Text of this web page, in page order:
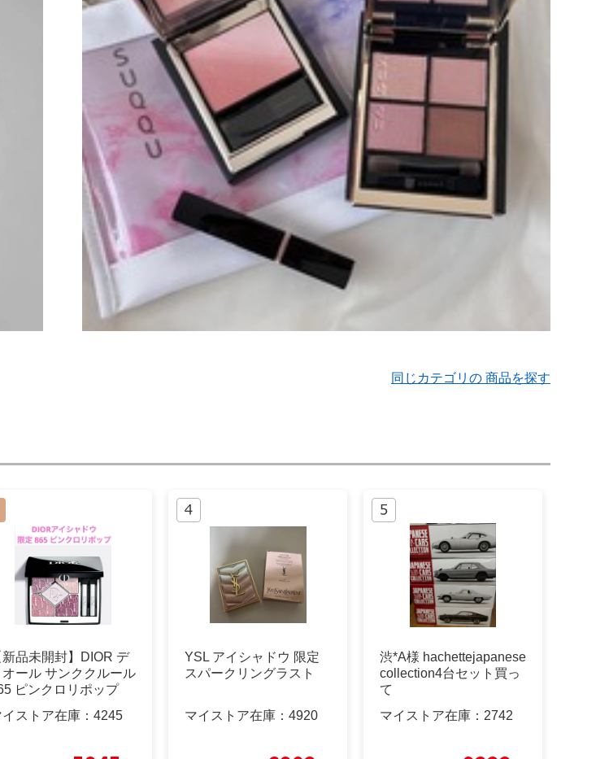
同じカテゴリの 商品を探す
新品未開封】DIOR デ
オール サンククルール
ピンクロリポップ
イストア在庫： 4245
YSL アイシャドウ 限定
スパークリングラスト
マイストア在庫： 4920
渋*A様 hachettejapanese
collection4台セット買っ
て
マイストア在庫： 2742